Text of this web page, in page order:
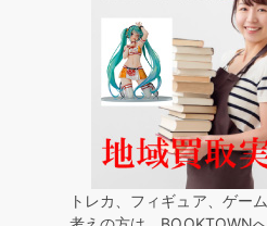
トレカ、フィギュア、ゲー